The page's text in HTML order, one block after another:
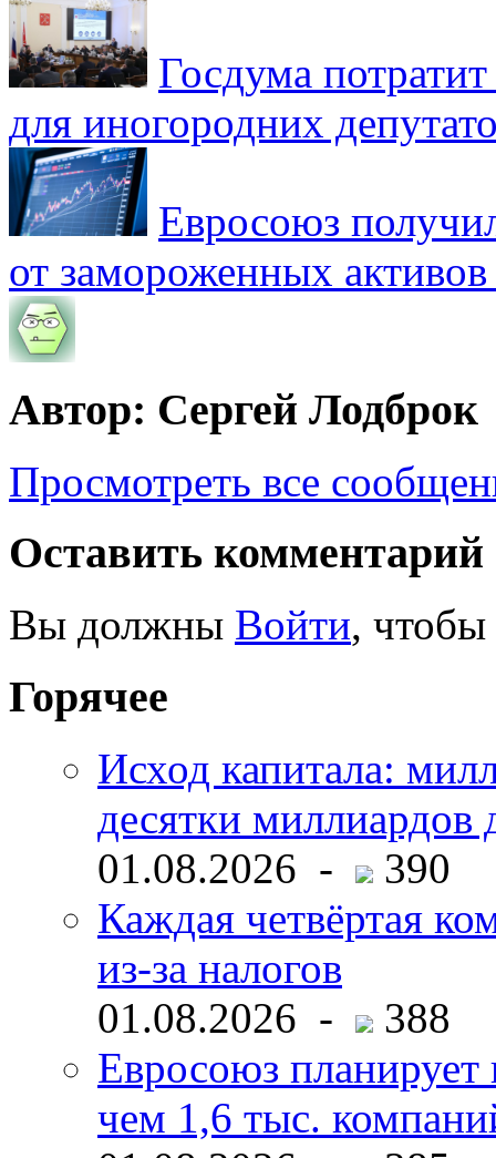
Госдума
для иногородних
Евросоюз
от замороженных
Автор: Сергей Лодброк
Просмотреть все
Оставить комментарий
Вы должны Войти, чтобы
Горячее
Исход капитала:
десятки миллиардов
01.08.2026 -
390
Каждая четвёртая
из-за налогов
01.08.2026 -
388
Евросоюз планирует
чем 1,6 тыс.